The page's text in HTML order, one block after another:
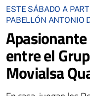
ESTE SÁBADO A
PABELLÓN ANTONIO
entre el
Movialsa